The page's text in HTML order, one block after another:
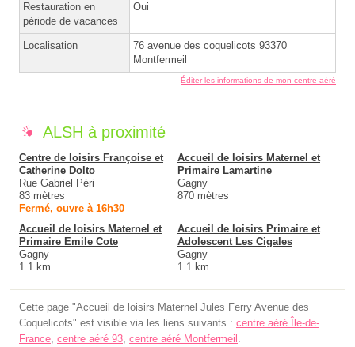
Restauration en
période de vacances
Oui
Localisation
76 avenue des coquelicots 93370
Montfermeil
Éditer les informations de mon centre aéré
ALSH à proximité
Centre de loisirs Françoise et
Catherine Dolto
Rue Gabriel Péri
83 mètres
Fermé, ouvre à 16h30
Accueil de loisirs Maternel et
Primaire Lamartine
Gagny
870 mètres
Accueil de loisirs Maternel et
Primaire Emile Cote
Gagny
1.1 km
Accueil de loisirs Primaire et
Adolescent Les Cigales
Gagny
1.1 km
Cette page "Accueil de loisirs Maternel Jules Ferry Avenue des
Coquelicots" est visible via les liens suivants : centre aéré Île-de-
France, centre aéré 93, centre aéré Montfermeil .